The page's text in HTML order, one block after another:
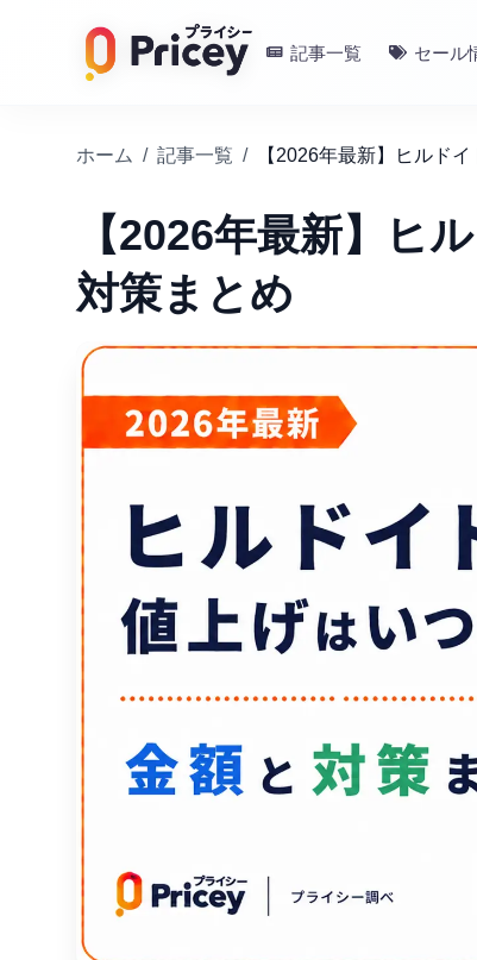
記事一覧 セール
ホーム / 記事一覧 / 【2026年最新】ヒルド
【2026年最新】ヒ
対策まとめ